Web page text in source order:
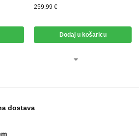
259,99 €
Dodaj u košaricu
dostava